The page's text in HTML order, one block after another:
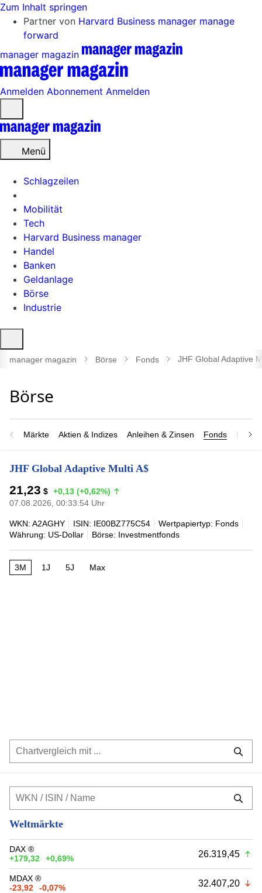
Zum Inhalt springen
Partner von Harvard Business manager manage
forward
manager magazin
Anmelden Abonnement Anmelden
öffnen
Menü
Schlagzeilen
Mobilität
Tech
Harvard Business manager
Handel
Banken
Geldanlage
Börse
Industrie
öffnen
manager magazin Börse Fonds JHF Global Adaptive
Märkte Aktien & Indizes Anleihen & Zinsen Fonds
JHF Global Adaptive Multi A$
21,23 $ +0,13 (+0,62%)
07.08.2026, 00:33:54 Uhr
WKN: A2AGHY ISIN: IE00BZ775C54
Wertpapiertyp: Fonds
Währung: US-Dollar
Börse: Investmentfonds
3M 1J 5J Max
Weltmärkte
DAX ®
+179,32
+0,69% 26.319,45
MDAX ®
-23,92
-0,07% 32.407,20